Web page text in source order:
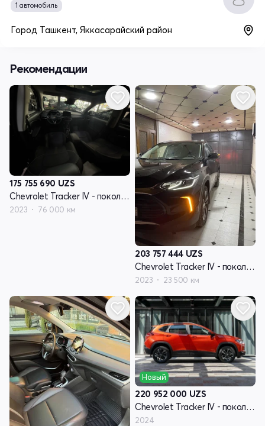
1 автомобиль
Город Ташкент, Яккасарайский район
Рекомендации
175 755 690 UZS
Chevrolet Tracker IV - поколение
2023 76 000 км
203 757 444 UZS
Chevrolet Tracker IV - поколение
2023 23 500 км
Новый
220 952 000 UZS
Chevrolet Tracker IV - поколение
2024